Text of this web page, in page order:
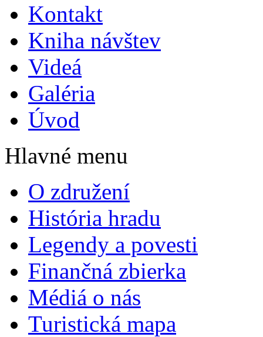
Kontakt
Kniha návštev
Videá
Galéria
Úvod
Hlavné menu
O združení
História hradu
Legendy a povesti
Finančná zbierka
Médiá o nás
Turistická mapa